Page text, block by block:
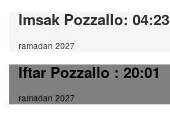
Imsak Pozzallo: 04:23
ramadan 2027
Iftar Pozzallo: 20:01
ramadan 2027